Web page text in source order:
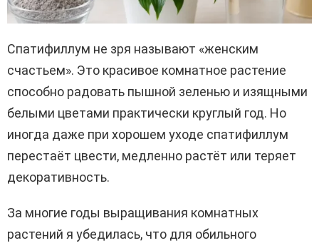
Спатифиллум не зря называют «женским
счастьем». Это красивое комнатное растение
способно радовать пышной зеленью и изящными
белыми цветами практически круглый год. Но
иногда даже при хорошем уходе спатифиллум
перестаёт цвести, медленно растёт или теряет
декоративность.
За многие годы выращивания комнатных
растений я убедилась, что для обильного